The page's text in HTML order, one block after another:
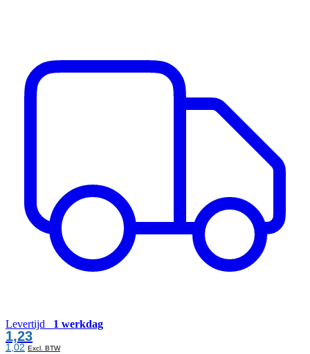
Levertijd 1 werkdag
1,23
1,02